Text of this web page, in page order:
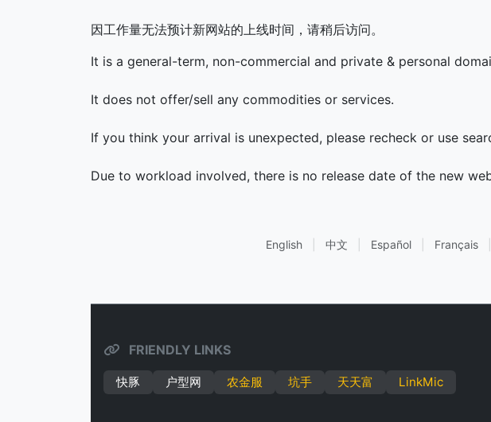
因工作量无法预计新网站的上线时间，请稍后访问。
It is a general-term, non-commercial and private & personal
It does not offer/sell any commodities or services.
If you think your arrival is unexpected, please recheck or use
Due to workload involved, there is no release date of the new
English 中文 Español Français
FRIENDLY LINKS
快豚 户型网 农金服 坑手 天天富 LinkMic